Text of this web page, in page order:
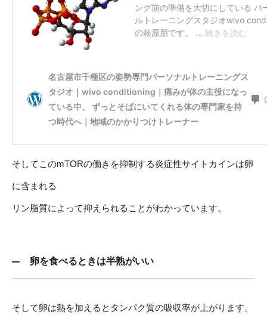
そしてこのmTORの働きを抑制する炎症性サイトカインは卵
に含まれる
リン脂質によって抑えられることがわかっています。
卵を食べるときは半熟がいい
そして卵は熱を加えるとタンパク質の吸収率が上がります。